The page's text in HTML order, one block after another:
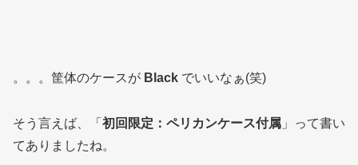
。。。筐体のケースが Black でいいなぁ(笑)
そう言えば、「 初回限定：ペリカンケース付属 」って書い
てありましたね。